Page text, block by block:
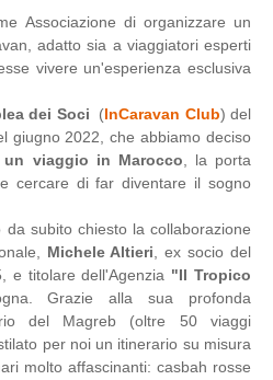
Associazione di organizzare un
adatto sia a viaggiatori esperti
vivere un'esperienza esclusiva
dei Soci (InCaravan Club) del
giugno 2022, che abbiamo deciso
un viaggio in Marocco , la porta
cercare di far diventare il sogno
subito chiesto la collaborazione
Michele Altieri , ex socio del
e titolare dell'Agenzia "Il Tropico
Grazie alla sua profonda
del Magreb (oltre 50 viaggi
per noi un itinerario su misura
molto affascinanti: casbah rosse